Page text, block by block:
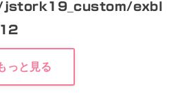
exbl
12
っと見る